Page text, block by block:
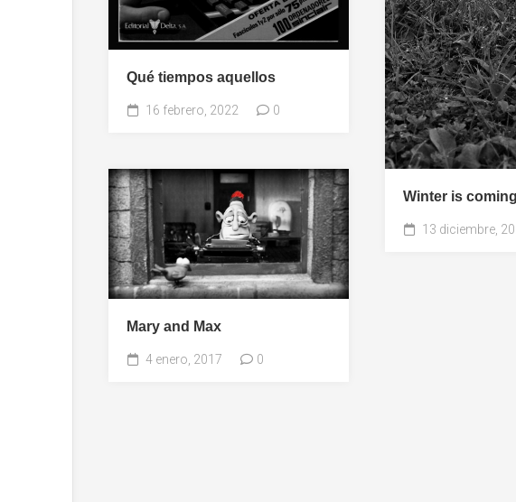
Qué tiempos aquellos
16 febrero, 2022 0
Winter is coming
13 diciembre,
Mary and Max
4 enero, 2017 0